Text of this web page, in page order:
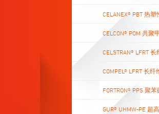
CELANEX® PBT 热
CELCON® POM 共聚
CELSTRAN® LFRT
COMPEL® LFRT 长
FORTRON® PPS 聚
GUR® UHMW-PE 超